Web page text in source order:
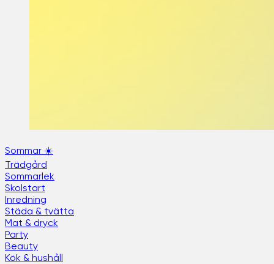
Sommar ☀️
Trädgård
Sommarlek
Skolstart
Inredning
Städa & tvätta
Mat & dryck
Party
Beauty
Kök & hushåll